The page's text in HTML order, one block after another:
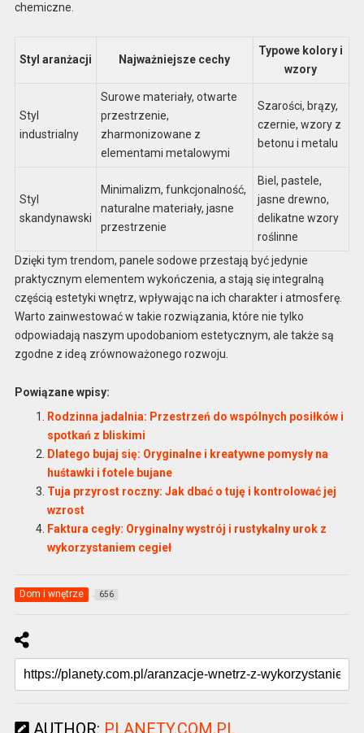
chemiczne.
Styl aranżacji Najważniejsze cechy
Typowe kolory i
wzory
Styl
industrialny
Surowe materiały, otwarte
przestrzenie,
zharmonizowane z
elementami metalowymi
Szarości, brązy,
czernie, wzory z
betonu i metalu
Styl
skandynawski
Minimalizm, funkcjonalność,
naturalne materiały, jasne
przestrzenie
Biel, pastele,
jasne drewno,
delikatne wzory
roślinne
Dzięki tym trendom, panele sodowe przestają być jedynie
praktycznym elementem wykończenia, a stają się integralną
częścią estetyki wnętrz, wpływając na ich charakter i atmosferę.
Warto zainwestować w takie rozwiązania, które nie tylko
odpowiadają naszym upodobaniom estetycznym, ale także są
zgodne z ideą zrównoważonego rozwoju.
Powiązane wpisy:
Rodzinna jadalnia: Przestrzeń do wspólnych posiłków i
spotkań z bliskimi
Dlatego bujaj się: Oryginalne i kreatywne pomysły na
huśtawki i fotele bujane
Tuja przyrost roczny: Jak dbać o tuję i kontrolować jej
wzrost
Faktura cegły: Oryginalny wystrój i rustykalny urok z
wykorzystaniem cegieł
Dom i wnętrze 656